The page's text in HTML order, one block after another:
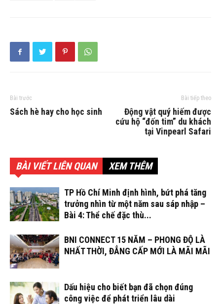
Bài trước
Sách hè hay cho học sinh
Bài tiếp theo
Động vật quý hiếm được
cứu hộ “đốn tim” du khách
tại Vinpearl Safari
BÀI VIẾT LIÊN QUAN XEM THÊM
TP Hồ Chí Minh định hình, bứt phá tăng
trưởng nhìn từ một năm sau sáp nhập –
Bài 4: Thể chế đặc thù...
BNI CONNECT 15 NĂM – PHONG ĐỘ LÀ
NHẤT THỜI, ĐẲNG CẤP MỚI LÀ MÃI MÃI
Dấu hiệu cho biết bạn đã chọn đúng
công việc để phát triển lâu dài